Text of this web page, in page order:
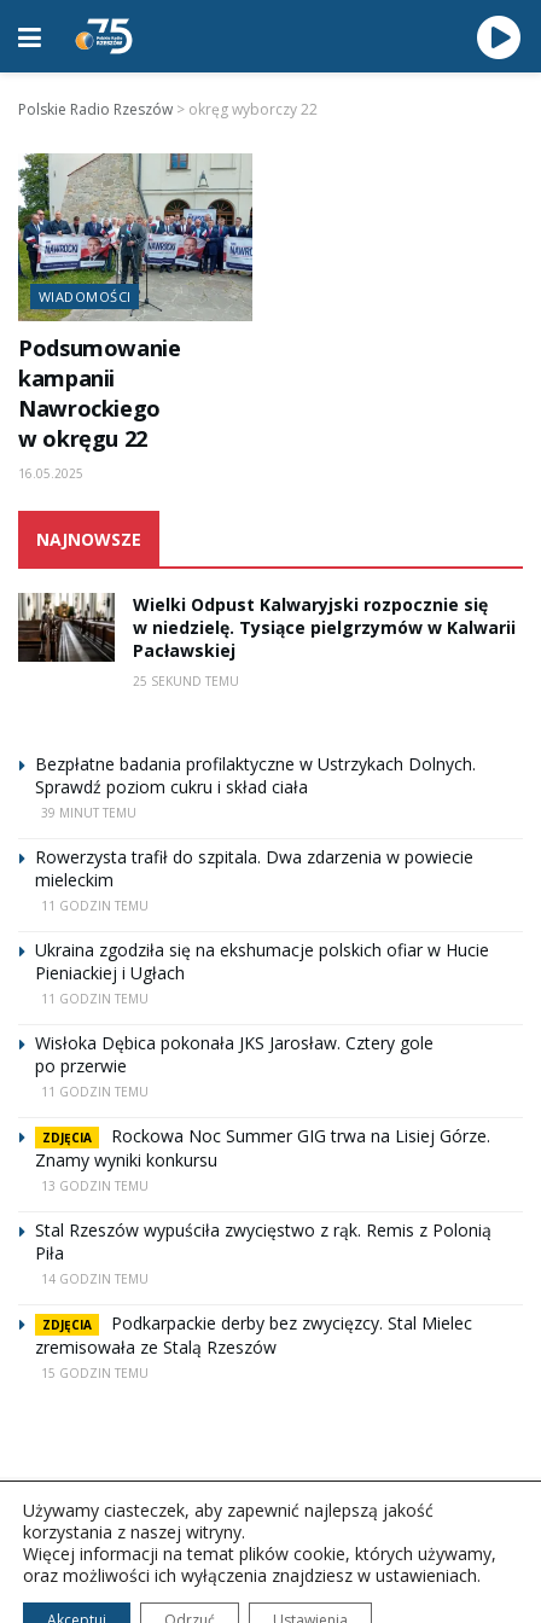
Polskie Radio Rzeszów > okręg wyborczy 22
WIADOMOŚCI
Podsumowanie
kampanii
Nawrockiego
w okręgu 22
16.05.2025
NAJNOWSZE
Wielki Odpust Kalwaryjski rozpocznie się
w niedzielę. Tysiące pielgrzymów w Kalwarii
Pacławskiej
25 SEKUND TEMU
Bezpłatne badania profilaktyczne w Ustrzykach Dolnych.
Sprawdź poziom cukru i skład ciała
39 MINUT TEMU
Rowerzysta trafił do szpitala. Dwa zdarzenia w powiecie
mieleckim
11 GODZIN TEMU
Ukraina zgodziła się na ekshumacje polskich ofiar w Hucie
Pieniackiej i Ugłach
11 GODZIN TEMU
Wisłoka Dębica pokonała JKS Jarosław. Cztery gole
po przerwie
11 GODZIN TEMU
ZDJĘCIA
Rockowa Noc Summer GIG trwa na Lisiej Górze.
Znamy wyniki konkursu
13 GODZIN TEMU
Stal Rzeszów wypuściła zwycięstwo z rąk. Remis z Polonią
Piła
14 GODZIN TEMU
ZDJĘCIA
Podkarpackie derby bez zwycięzcy. Stal Mielec
zremisowała ze Stalą Rzeszów
15 GODZIN TEMU
Copyright © 2026Polskie Radio Rzeszów S.A. w likwidacj.
Wszelkie prawa zastrzeżone.
Używamy ciasteczek, aby zapewnić najlepszą jakość
korzystania z naszej witryny.
Więcej informacji na temat plików cookie, których używamy,
oraz możliwości ich wyłączenia znajdziesz w ustawieniach.